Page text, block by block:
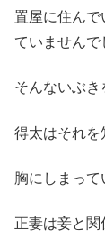
置屋に住んで
ていませんで
そんないぶき
得太はそれを
胸にしまって
正妻は妾と関